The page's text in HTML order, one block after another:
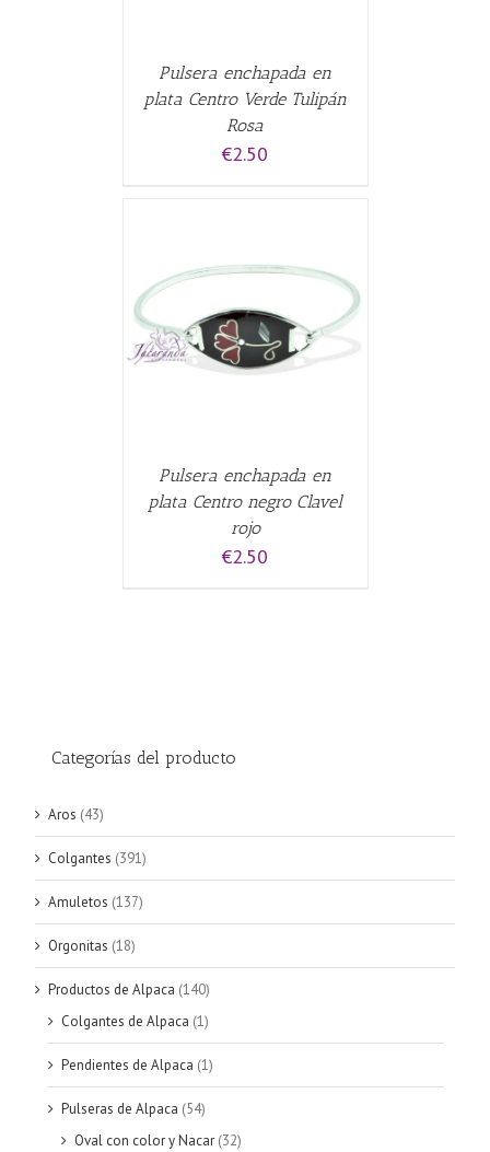
Pulsera enchapada en
plata Centro Verde Tulipán
Rosa
€2.50
Pulsera enchapada en
plata Centro negro Clavel
rojo
€2.50
Categorías del producto
Aros (43)
Colgantes (391)
Amuletos (137)
Orgonitas (18)
Productos de Alpaca (140)
Colgantes de Alpaca (1)
Pendientes de Alpaca (1)
Pulseras de Alpaca (54)
Oval con color y Nacar (32)